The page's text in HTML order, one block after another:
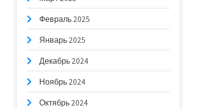
Февраль 2025
Январь 2025
Декабрь 2024
Ноябрь 2024
Октябрь 2024